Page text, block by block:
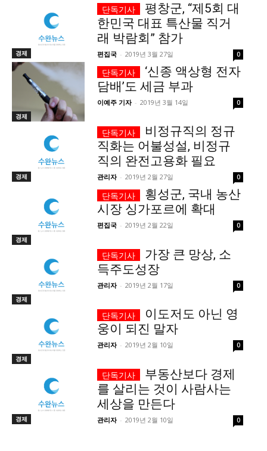
경제
평창군, “제5회 대
한민국 대표 특산물 직거
래 박람회” 참가
편집국 - 2019년 3월 27일 0
경제
‘신종 액상형 전자
담배’도 세금 부과
이예주 기자 - 2019년 3월 14일 0
경제
비정규직의 정규
직화는 어불성설, 비정규
직의 완전고용화 필요
관리자 - 2019년 2월 27일 0
경제
횡성군, 국내 농산
시장 싱가포르에 확대
편집국 - 2019년 2월 22일 0
경제
가장 큰 망상, 소
득주도성장
관리자 - 2019년 2월 17일 0
경제
이도저도 아닌 영
웅이 되진 말자
관리자 - 2019년 2월 10일 0
경제
부동산보다 경제
를 살리는 것이 사람사는
세상을 만든다
관리자 - 2019년 2월 10일 0